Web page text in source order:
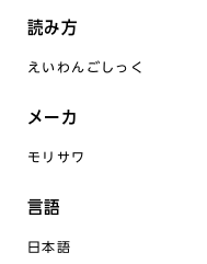
読み方
えいわんごしっく
メーカ
モリサワ
言語
日本語